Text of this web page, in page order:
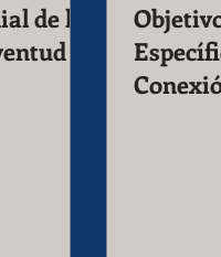
de las